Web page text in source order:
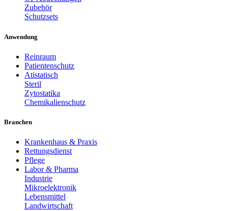
Zubehör
Schutzsets
Anwendung
Reinraum
Patientenschutz
Atistatisch
Steril
Zytostatika
Chemikalienschutz
Branchen
Krankenhaus & Praxis
Rettungsdienst
Pflege
Labor & Pharma
Industrie
Mikroelektronik
Lebensmittel
Landwirtschaft